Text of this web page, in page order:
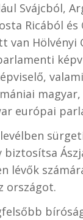
Svájcból,
Ricából
van Hölvényi
európai
lévők
országot.